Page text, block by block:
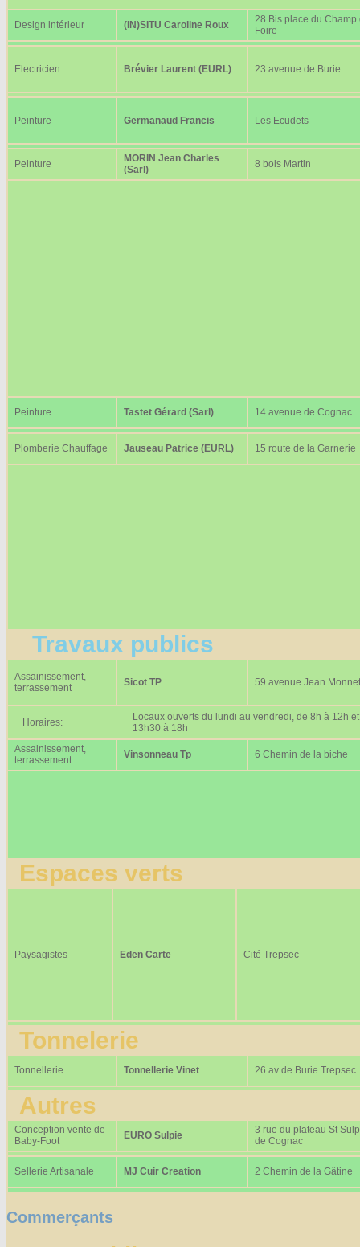
Design intérieur (IN)SITU Caroline Roux
28 Bis place du Champ
Foire
Electricien Brévier Laurent (EURL) 23 avenue de Burie
Peinture Germanaud Francis Les Ecudets
Peinture
MORIN Jean Charles
(Sarl)
8 bois Martin
Peinture Tastet Gérard (Sarl) 14 avenue de Cognac
Plomberie Chauffage Jauseau Patrice (EURL) 15 route de la Garnerie
Travaux publics
Assainissement,
terrassement
Sicot TP 59 avenue Jean Monnet
Horaires:
Locaux ouverts du lundi au vendredi, de 8h à 12h
13h30 à 18h
Assainissement,
terrassement
Vinsonneau Tp 6 Chemin de la biche
Espaces verts
Paysagistes Eden Carte Cité Trepsec
Tonnelerie
Tonnellerie Tonnellerie Vinet 26 av de Burie Trepsec
Autres
Conception vente de
Baby-Foot
EURO Sulpie
3 rue du plateau St
de Cognac
Sellerie Artisanale MJ Cuir Creation 2 Chemin de la Gâtine
Commerçants